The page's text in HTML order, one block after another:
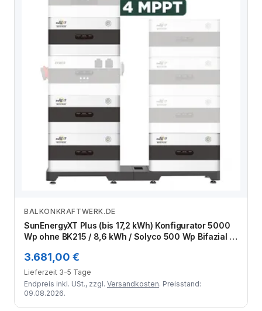
Zum Angebot
BALKONKRAFTWERK.DE
SunEnergyXT Plus (bis 17,2 kWh) Konfigurator 5000
Wp ohne BK215 / 8,6 kWh / Solyco 500 Wp Bifazial /
3.681,00 €
Lieferzeit 3-5 Tage
Endpreis inkl. USt., zzgl. Versandkosten. Preisstand:
09.08.2026.